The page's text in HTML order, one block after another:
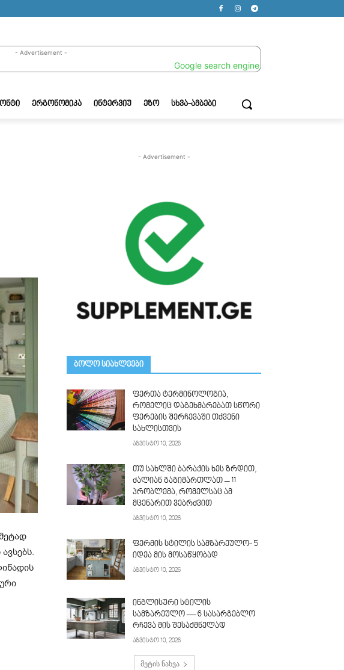
- Advertisement -
ᲔᲠᲒᲝᲜᲝᲛᲘᲙᲐ ᲘᲜᲢᲔᲠᲕᲘᲣ ᲔᲖᲝ ᲡᲮᲕᲐ-ᲐᲛᲑᲔᲑᲘ
- Advertisement -
ᲑᲝᲚᲝ ᲡᲘᲐᲮᲚᲔᲔᲑᲘ
ფერთა ტერმინოლოგია,
რომელიც დაგეხმარებათ სწორი
ფერების შერჩევაში თქვენი
სახლისთვის
აგვისტო 10, 2026
თუ სახლში ბარაქის ხეს ზრდით,
ძალიან გაგიმართლათ – 11
პრობლემა, რომელსაც ამ
მცენარით ვებრძვით
აგვისტო 10, 2026
ფერმის სტილის სამზარეულო- 5
იდეა მის მოსაწყობად
აგვისტო 10, 2026
ინგლისური სტილის
სამზარეულო — 6 სასარგებლო
რჩევა მის შესაქმნელად
აგვისტო 10, 2026
მეტის ნახვა